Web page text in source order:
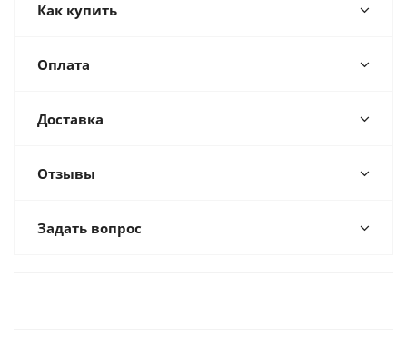
Как купить
Оплата
Доставка
Отзывы
Задать вопрос